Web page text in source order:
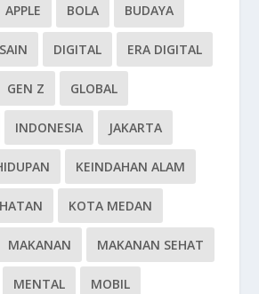
APPLE BOLA BUDAYA
DIGITAL ERA DIGITAL
GEN Z GLOBAL
INDONESIA JAKARTA
KEINDAHAN ALAM
KOTA MEDAN
MAKANAN MAKANAN SEHAT
MENTAL MOBIL